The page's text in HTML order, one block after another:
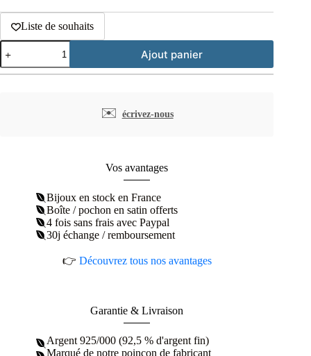
Liste de souhaits
quantité
de
Pendentif
Ajout panier
✉️ écrivez-nous
Vos avantages
Bijoux en stock en France
Boîte / pochon en satin offerts
4 fois sans frais avec Paypal
30j échange / remboursement
👉 Découvrez tous nos avantages
Garantie & Livraison
Argent 925/000 (92,5 % d'argent fin)
Marqué de notre poinçon de fabricant